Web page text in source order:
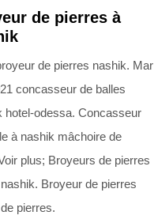
de pierres à
de pierres nashik. Mar
concasseur de balles
hotel-odessa. Concasseur
à nashik mâchoire de
plus; Broyeurs de pierres
Broyeur de pierres
pierres.